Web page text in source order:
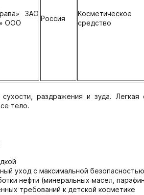
ЗАО
ООО
Россия
Косметическое
средство
раздражения и зуда.
тело.
уход с максимальной безопасностью
нефти (минеральных масел,
требований к детской косметике